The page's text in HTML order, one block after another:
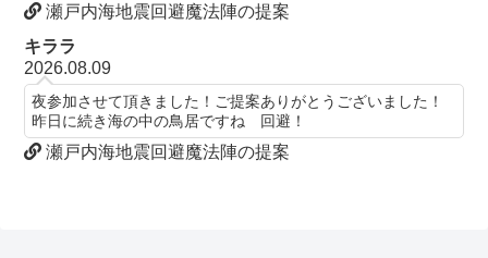
瀬戸内海地震回避魔法陣の提案
キララ
2026.08.09
夜参加させて頂きました！ご提案ありがとうございました！
昨日に続き海の中の鳥居ですね 回避！
瀬戸内海地震回避魔法陣の提案